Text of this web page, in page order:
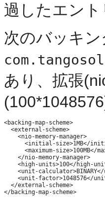
過したエン
次のバッキン
あり、拡張
<backing-map-scheme>
  <external-scheme>
    <nio-memory-manager>
<initial-size>1MB</
<maximum-size>100MB</
    </nio-memory-manager>
<high-units>100</high-
<unit-
<unit-factor>1048576</
  </external-scheme>